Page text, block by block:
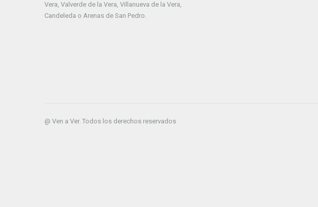
Vera, Valverde de la Vera, Villanueva de la Vera,
Candeleda o Arenas de San Pedro.
@ Ven a Ver. Todos los derechos reservados